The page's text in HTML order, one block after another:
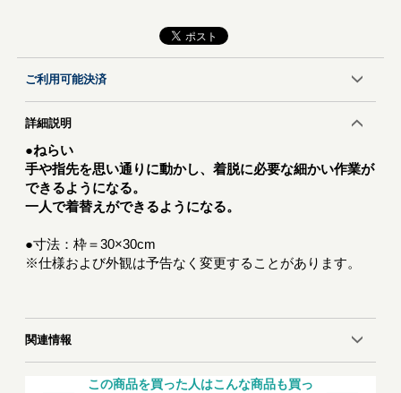
ご利用可能決済
詳細説明
●ねらい
手や指先を思い通りに動かし、着脱に必要な細かい作業が
できるようになる。
一人で着替えができるようになる。
●寸法：枠＝30×30cm
※仕様および外観は予告なく変更することがあります。
関連情報
この商品を買った人はこんな商品も買っ